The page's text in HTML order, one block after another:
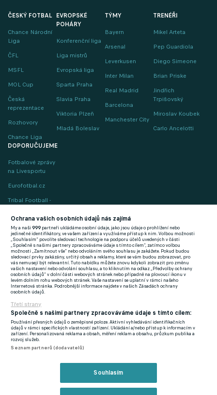
ČESKÝ FOTBAL
Chance Národní
Liga
ČFL
MSFL
MOL Cup
Česká
reprezentace
Rozhovory
Chance Liga
EVROPSKÉ
POHÁRY
Konferenční liga
Liga mistrů
Evropská liga
Sparta Praha
Slavia Praha
Viktoria Plzeň
Mladá Boleslav
TÝMY
Bayern
Arsenal
Leverkusen
Inter Milan
Real Madrid
Barcelona
Manchester City
TRENÉŘI
Mikel Arteta
Pep Guardiola
Diego Simeone
Brian Priske
Jindřich
Trpišovský
Miroslav Koubek
Carlo Ancelotti
DOPORUČUJEME
Fotbalové zprávy
na Livesportu
Eurofotbal.cz
Tribal Football -
(EN)
FlashFutbal (SK)
Tenisportal.cz
Tenisové zprávy
na Livesportu
Podmínky užití
Zásady ochrany osobních údajů
GDPR a žurnalistika
Ochrana vašich osobních údajů nás zajímá
My a naši999 partneři ukládáme osobní údaje, jako jsou údaje o prohlížení nebo
jedinečné identifikátory, ve vašem zařízení a využíváme přístup k nim. Volbou možnosti
„Souhlasím“ povolíte sledovací technologie na podporu účelů uvedených v části
„Společně s našimi partnery zpracováváme údaje s tímto cílem“, zatímco volbou
možnosti „Zamítnout vše“ nebo odvoláním svého souhlasu je zakážete. Pokud budou
sledovací prvky zakázány, určitý obsah a reklamy, které se vám budou zobrazovat, pro
vás nemusejí být relevantní. Tuto nabídku můžete znovu kdykoli zobrazit pro změnu
vašich nastavení nebo odvolání souhlasu, a to kliknutím na odkaz „Předvolby ochrany
osobních údajů“ v dolní části webových stránek nebo případně na plovoucí ikonu v
levém dolním rohu webových stránek. Vaše nastavení se uplatní v rámci našeho
Internetová stránka. Podrobnější informace najdete v našich Zásadách ochrany
osobních údajů.
Třetí strany
Společně s našimi partnery zpracováváme údaje s tímto cílem:
Používání přesných údajů o zeměpisné poloze. Aktivní vyhledávání identifikačních
údajů v rámci specifických vlastností zařízení. Ukládání a/nebo přístup k informacím v
zařízení. Personalizovaná reklama a obsah, měření reklam a obsahu, průzkum publika a
rozvoj služeb.
Seznam partnerů (dodavatelů)
Souhlasím